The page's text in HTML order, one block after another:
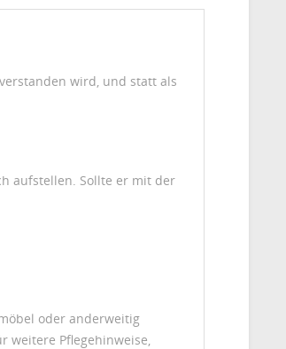
wird, und statt als
aufstellen. Sollte er mit der
oder anderweitig
weitere Pflegehinweise,